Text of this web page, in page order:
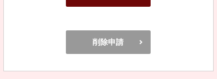
削除申請